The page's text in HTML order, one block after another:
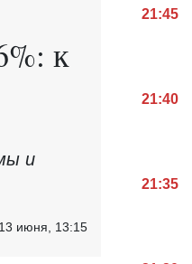
к
и
13 июня, 13:15
21:45
21:40
21:35